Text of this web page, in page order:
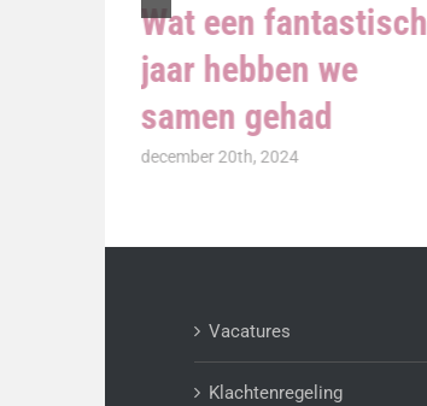
Wat een fantastisch
jaar hebben we
samen gehad
december 20th, 2024
Vacatures
Klachtenregeling